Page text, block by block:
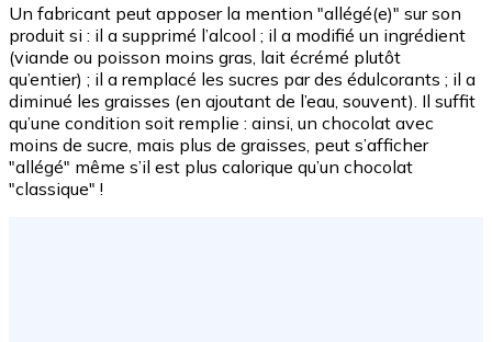
Un fabricant peut apposer la mention "allégé(e)" sur son
produit si : il a supprimé l’alcool ; il a modifié un ingrédient
(viande ou poisson moins gras, lait écrémé plutôt
qu’entier) ; il a remplacé les sucres par des édulcorants ; il a
diminué les graisses (en ajoutant de l’eau, souvent). Il suffit
qu’une condition soit remplie : ainsi, un chocolat avec
moins de sucre, mais plus de graisses, peut s’afficher
"allégé" même s’il est plus calorique qu’un chocolat
"classique" !